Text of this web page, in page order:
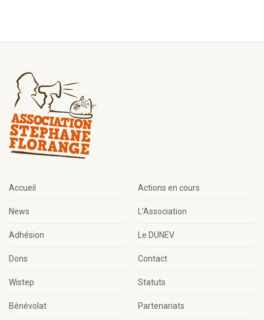
Accueil Actions en cours
News L’Association
Adhésion Le DUNEV
Dons Contact
Wistep Statuts
Bénévolat Partenariats